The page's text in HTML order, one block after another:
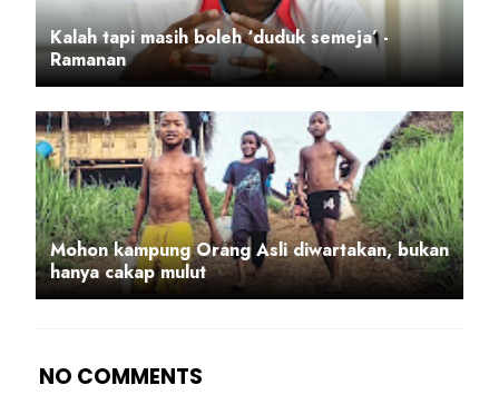
Kalah tapi masih boleh ‘duduk semeja’ -
Ramanan
Mohon kampung Orang Asli diwartakan, bukan
hanya cakap mulut
NO COMMENTS